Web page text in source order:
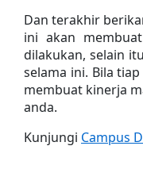
Dan terakhir
ini akan
dilakukan, selain
selama ini. Bila
membuat kinerja
anda.
Kunjungi Campus